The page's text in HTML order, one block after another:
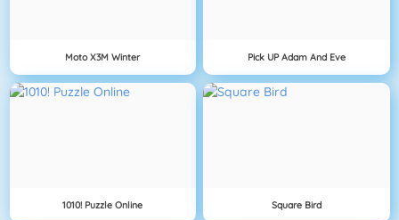
Moto X3M Winter Pick UP Adam And Eve
1010! Puzzle Online Square Bird